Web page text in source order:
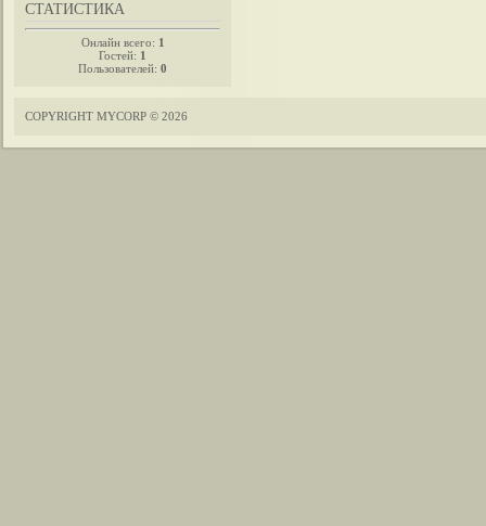
СТАТИСТИКА
Онлайн всего: 1
Гостей: 1
Пользователей: 0
COPYRIGHT MYCORP © 2026